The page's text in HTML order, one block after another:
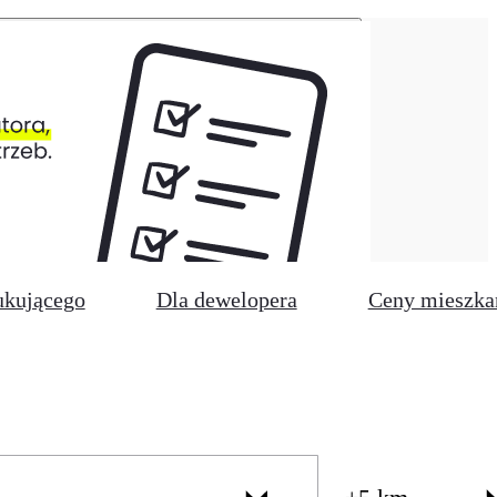
Dla dewelopera Ceny